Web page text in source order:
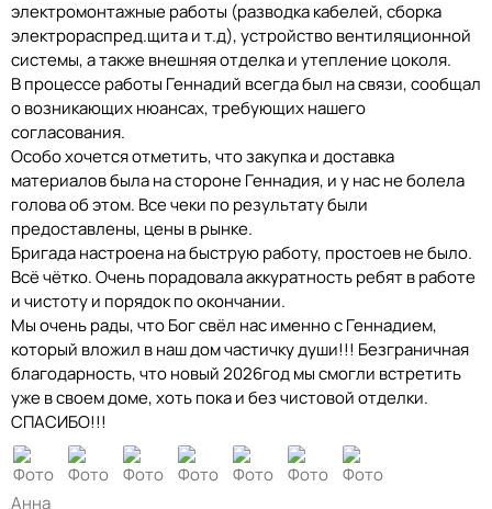
электромонтажные работы (разводка кабелей, сборка
электрораспред.щита и т.д), устройство вентиляционной
системы, а также внешняя отделка и утепление цоколя.
В процессе работы Геннадий всегда был на связи, сообщал
о возникающих нюансах, требующих нашего
согласования.
Особо хочется отметить, что закупка и доставка
материалов была на стороне Геннадия, и у нас не болела
голова об этом. Все чеки по результату были
предоставлены, цены в рынке.
Бригада настроена на быструю работу, простоев не было.
Всё чётко. Очень порадовала аккуратность ребят в работе
и чистоту и порядок по окончании.
Мы очень рады, что Бог свёл нас именно с Геннадием,
который вложил в наш дом частичку души!!! Безграничная
благодарность, что новый 2026год мы смогли встретить
уже в своем доме, хоть пока и без чистовой отделки.
СПАСИБО!!!
Анна